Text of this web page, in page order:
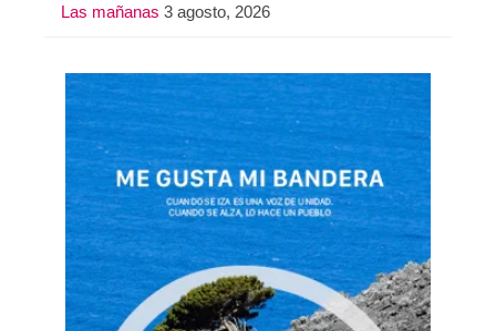
Las mañanas 3 agosto, 2026